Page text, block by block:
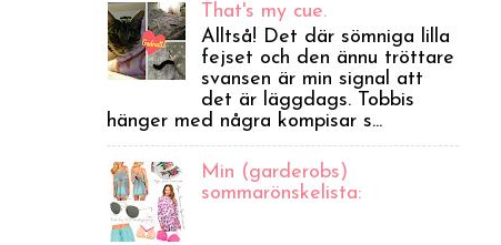
That's my cue.
Alltså! Det där sömniga lilla
fejset och den ännu tröttare
svansen är min signal att
det är läggdags. Tobbis
hänger med några kompisar s...
Min (garderobs)
sommarönskelista: